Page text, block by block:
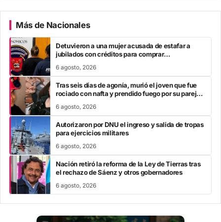
Más de Nacionales
Detuvieron a una mujer acusada de estafar a
jubilados con créditos para comprar
6 agosto, 2026
Tras seis días de agonía, murió el joven que fue
rociado con nafta y prendido fuego por su pareja
6 agosto, 2026
Autorizaron por DNU el ingreso y salida de tropas
para ejercicios militares
6 agosto, 2026
Nación retiró la reforma de la Ley de Tierras tras
el rechazo de Sáenz y otros gobernadores
6 agosto, 2026